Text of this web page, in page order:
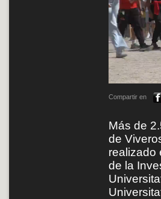
Compartir en
Más de
de
realizado
de la